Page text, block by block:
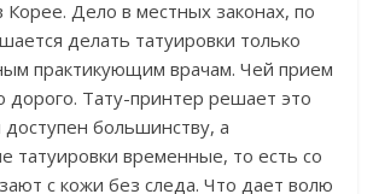
Корее. Дело в местных законах, по
делать татуировки только
практикующим врачам. Чей прием
дорого. Тату-принтер решает это
большинству, а
татуировки временные, то есть со
с кожи без следа. Что дает волю